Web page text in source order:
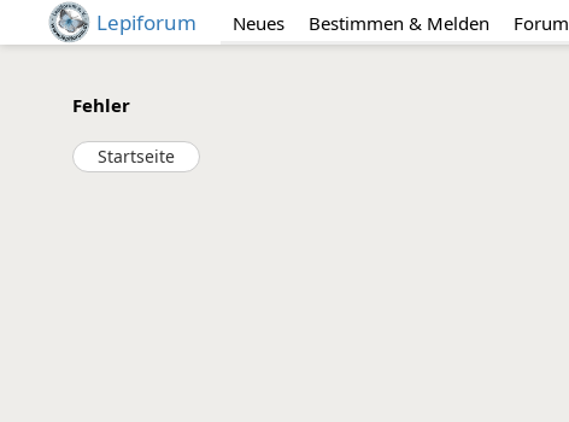
Lepiforum Neues Bestimmen & Melden Forum
Fehler
Startseite